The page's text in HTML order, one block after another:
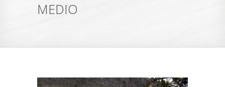
MEDIO